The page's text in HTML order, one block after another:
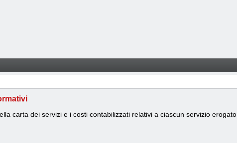
carta dei servizi e i costi contabilizzati relativi a ciascun servizio erogato